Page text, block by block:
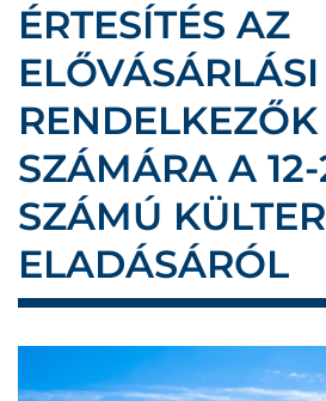
ÉRTESÍTÉS AZ
RENDELKEZŐK
SZÁMÁRA A
SZÁMÚ
ELADÁSÁRÓL